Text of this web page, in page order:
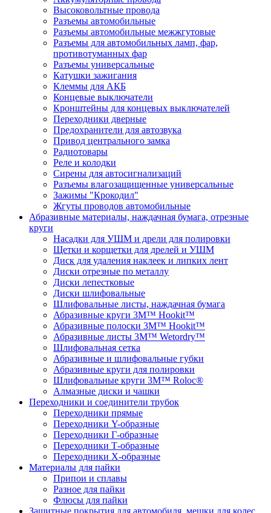
Высоковольтные провода
Разъемы автомобильные
Разъемы автомобильные межжгутовые
Разъемы для автомобильных ламп, фар,
противотуманных фар
Разъемы универсальные
Катушки зажигания
Клеммы для АКБ
Концевые выключатели
Кронштейны для концевых выключателей
Переходники дверные
Предохранители для автозвука
Привод центрального замка
Радиотовары
Реле и колодки
Сирены для автосигнализаций
Разъемы влагозащищенные универсальные
Зажимы "Крокодил"
Жгуты проводов автомобильные
Абразивные материалы, наждачная бумага, отрезные
круги
Насадки для УШМ и дрели для полировки
Щетки и корщетки для дрелей и УШМ
Диск для удаления наклеек и липких лент
Диски отрезные по металлу
Диски лепестковые
Диски шлифовальные
Шлифовальные листы, наждачная бумага
Абразивные круги 3M™ Hookit™
Абразивные полоски 3M™ Hookit™
Абразивные листы 3M™ Wetordry™
Шлифовальная сетка
Абразивные и шлифовальные губки
Абразивные круги для полировки
Шлифовальные круги 3M™ Roloc®
Алмазные диски и чашки
Переходники и соединители трубок
Переходники прямые
Переходники Y-образные
Переходники Г-образные
Переходники Т-образные
Переходники Х-образные
Материалы для пайки
Припои и сплавы
Разное для пайки
Флюсы для пайки
Защитные покрытия для автомобиля, мешки для колес